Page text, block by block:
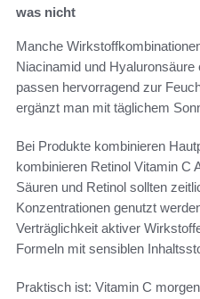
was nicht
Manche
Niacinamid und
passen hervorragend zur
ergänzt man mit täglichem
Bei Produkte kombinieren
kombinieren Retinol Vitamin C
Säuren und Retinol sollten
Konzentrationen genutzt
Verträglichkeit aktiver
Formeln mit sensiblen
Praktisch ist: Vitamin C